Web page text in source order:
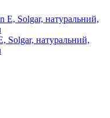
Solgar, натуральний,